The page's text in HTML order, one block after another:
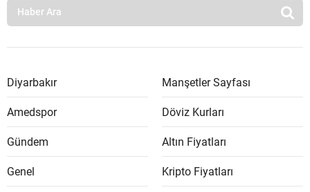
Diyarbakır
Amedspor
Gündem
Genel
Manşetler Sayfası
Döviz Kurları
Altın Fiyatları
Kripto Fiyatları